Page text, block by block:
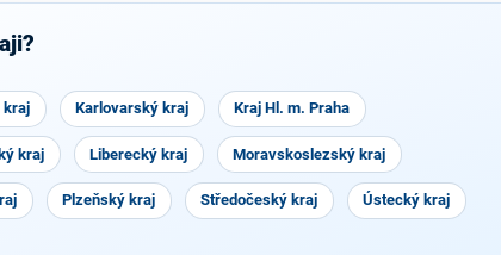
kraj Karlovarský kraj Kraj Hl. m. Praha
kraj Liberecký kraj Moravskoslezský kraj
Plzeňský kraj Středočeský kraj Ústecký kraj